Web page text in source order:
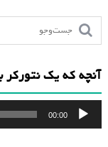
آنچه که یک نتورکر
پخش‌کننده
صوت
00:00